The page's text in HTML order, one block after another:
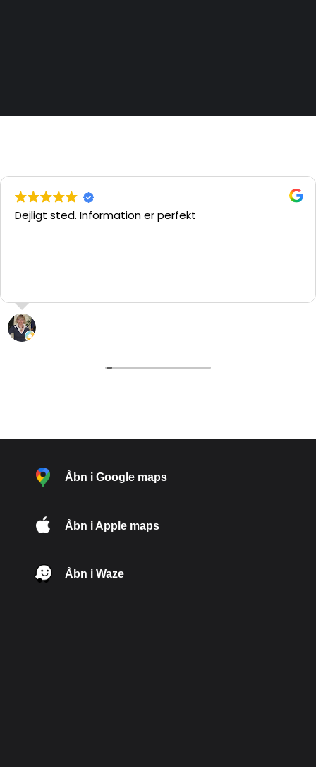
Dejligt sted. Information er perfekt
Åbn i Google maps
Åbn i Apple maps
Åbn i Waze